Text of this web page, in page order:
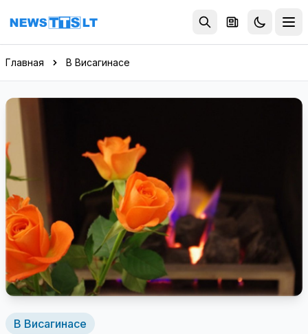
Перейти к содержимому
Главная В Висагинасе
В Висагинасе